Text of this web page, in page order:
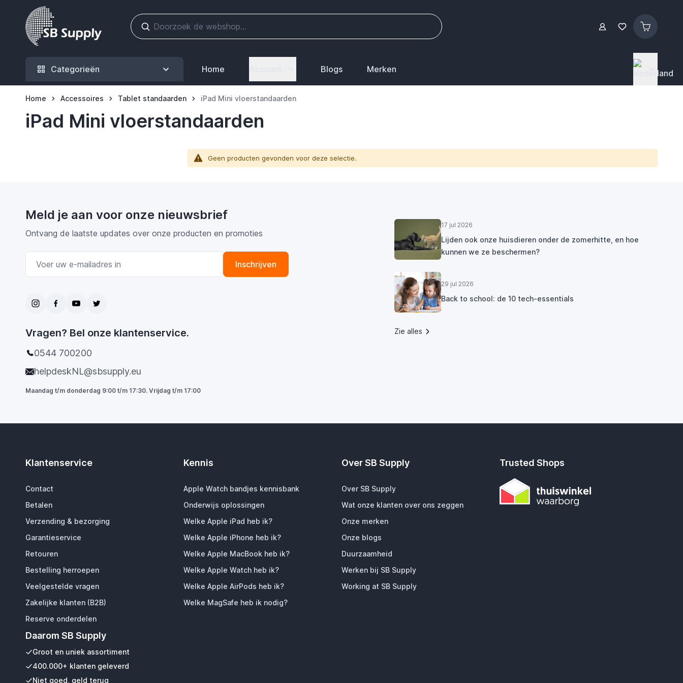
Ga naar de inhoud
Categorieën Home Blogs Merken
Home Accessoires Tablet standaarden iPad Mini vloerstandaarden
iPad Mini vloerstandaarden
Geen producten gevonden voor deze selectie.
Meld je aan voor onze nieuwsbrief
Ontvang de laatste updates over onze producten en promoties
Inschrijven
Vragen? Bel onze klantenservice.
0544 700200
helpdeskNL@sbsupply.eu
Maandag t/m donderdag 9:00 t/m 17:30. Vrijdag t/m 17:00
17 jul 2026
Lijden ook onze huisdieren onder de zomerhitte, en hoe
kunnen we ze beschermen?
29 jul 2026
Back to school: de 10 tech-essentials
Zie alles
Klantenservice
Contact
Betalen
Verzending & bezorging
Garantieservice
Retouren
Bestelling herroepen
Veelgestelde vragen
Zakelijke klanten (B2B)
Reserve onderdelen
Daarom SB Supply
Groot en uniek assortiment
400.000+ klanten geleverd
Niet goed, geld terug
Kennis
Apple Watch bandjes kennisbank
Onderwijs oplossingen
Welke Apple iPad heb ik?
Welke Apple iPhone heb ik?
Welke Apple MacBook heb ik?
Welke Apple Watch heb ik?
Welke Apple AirPods heb ik?
Welke MagSafe heb ik nodig?
Over SB Supply
Over SB Supply
Wat onze klanten over ons zeggen
Onze merken
Onze blogs
Duurzaamheid
Werken bij SB Supply
Working at SB Supply
Trusted Shops